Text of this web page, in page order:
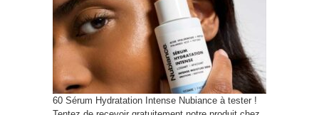
60 Sérum Hydratation Intense Nubiance à tester !